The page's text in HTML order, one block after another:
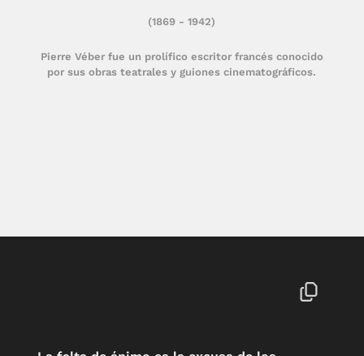
Pierre Véber fue un prolífico escritor francés conocido
por sus obras teatrales y guiones cinematográficos.
(1869 - 1942)